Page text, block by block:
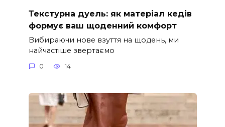
Текстурна дуель: як матеріал кедів
формує ваш щоденний комфорт
Вибираючи нове взуття на щодень, ми
найчастіше звертаємо
0 14